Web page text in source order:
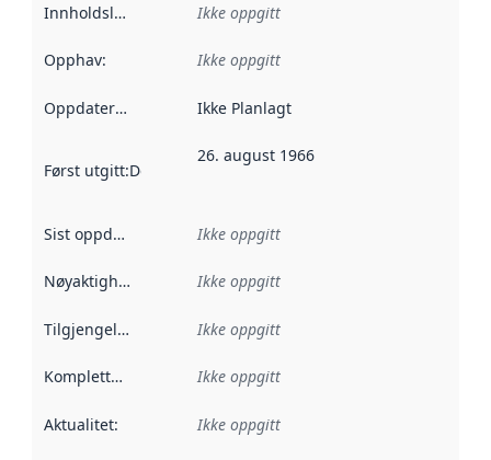
Innholdsleverandører :
Ikke oppgitt
Opphav: Ikke oppgitt
Oppdateringsfrekvens :
Ikke Planlagt
Først utgitt:Denne datoen sier når dataene i dette
26. august 1966
Sist oppdatert Ikke oppgitt
Nøyaktighet Ikke oppgitt
Tilgjengelighet Ikke oppgitt
Kompletthet Ikke oppgitt
Aktualitet: Ikke oppgitt